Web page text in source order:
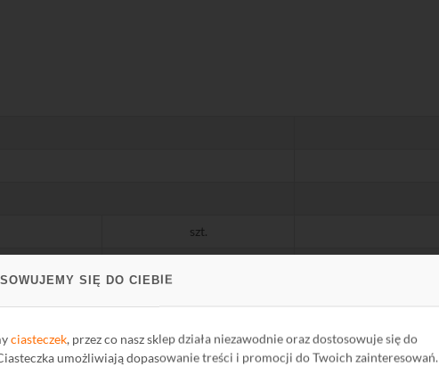
SIĘ DO CIEBIE
ciasteczek, przez co nasz sklep działa niezawodnie oraz dostosowuje się do
umożliwiają dopasowanie treści i promocji do Twoich zainteresowań.
szt.